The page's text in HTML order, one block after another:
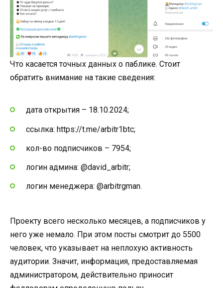
Что касается точных данных о паблике. Стоит
обратить внимание на такие сведения:
дата открытия – 18.10.2024;
ссылка: https://t.me/arbitr1btc;
кол-во подписчиков – 7954;
логин админа: @david_arbitr;
логин менеджера: @arbitrgman.
Проекту всего несколько месяцев, а подписчиков у
него уже немало. При этом посты смотрит до 5500
человек, что указывает на неплохую активность
аудитории. Значит, информация, предоставляемая
администратором, действительно приносит